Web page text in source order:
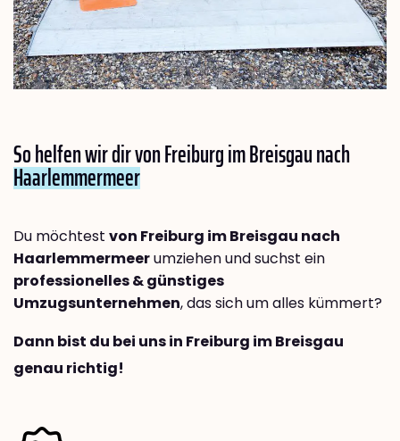
So helfen wir dir von Freiburg im Breisgau nach
Haarlemmermeer
Du möchtest von Freiburg im Breisgau nach
Haarlemmermeerumziehen und suchst ein
professionelles & günstiges
Umzugsunternehmen, das sich um alles kümmert?
Dann bist du bei uns in Freiburg im Breisgau
genau richtig!